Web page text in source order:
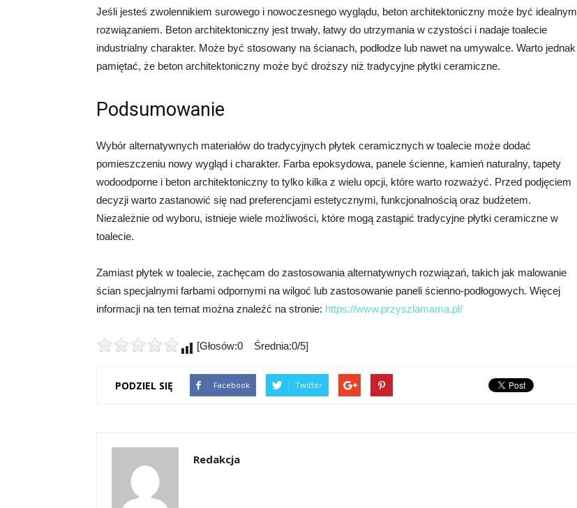
Jeśli jesteś zwolennikiem surowego i nowoczesnego wyglądu, beton architektoniczny może być idealnym
rozwiązaniem. Beton architektoniczny jest trwały, łatwy do utrzymania w czystości i nadaje toalecie
industrialny charakter. Może być stosowany na ścianach, podłodze lub nawet na umywalce. Warto jednak
pamiętać, że beton architektoniczny może być droższy niż tradycyjne płytki ceramiczne.
Podsumowanie
Wybór alternatywnych materiałów do tradycyjnych płytek ceramicznych w toalecie może dodać
pomieszczeniu nowy wygląd i charakter. Farba epoksydowa, panele ścienne, kamień naturalny, tapety
wodoodporne i beton architektoniczny to tylko kilka z wielu opcji, które warto rozważyć. Przed podjęciem
decyzji warto zastanowić się nad preferencjami estetycznymi, funkcjonalnością oraz budżetem.
Niezależnie od wyboru, istnieje wiele możliwości, które mogą zastąpić tradycyjne płytki ceramiczne w
toalecie.
Zamiast płytek w toalecie, zachęcam do zastosowania alternatywnych rozwiązań, takich jak malowanie
ścian specjalnymi farbami odpornymi na wilgoć lub zastosowanie paneli ścienno-podłogowych. Więcej
informacji na ten temat można znaleźć na stronie: https://www.przyszlamama.pl/
[Głosów:0 Średnia:0/5]
PODZIEL SIĘ Facebook Twitter
Redakcja